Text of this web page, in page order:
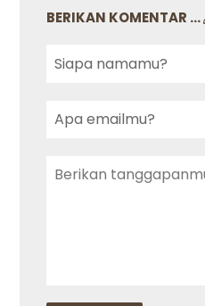
BERIKAN KOMENTAR ...